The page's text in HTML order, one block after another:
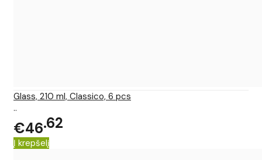
Glass, 210 ml, Classico, 6 pcs
..
€46 62
Į krepšelį